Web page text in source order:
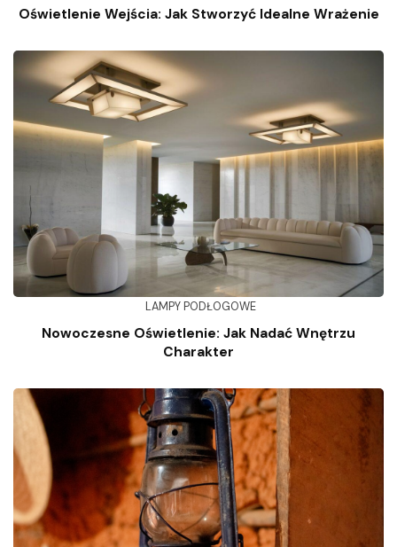
Oświetlenie Wejścia: Jak Stworzyć Idealne Wrażenie
LAMPY PODŁOGOWE
Nowoczesne Oświetlenie: Jak Nadać Wnętrzu
Charakter